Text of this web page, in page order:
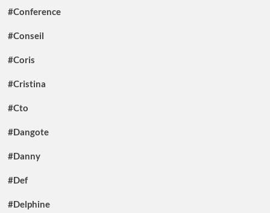
#Conference
#Conseil
#Coris
#Cristina
#Cto
#Dangote
#Danny
#Def
#Delphine